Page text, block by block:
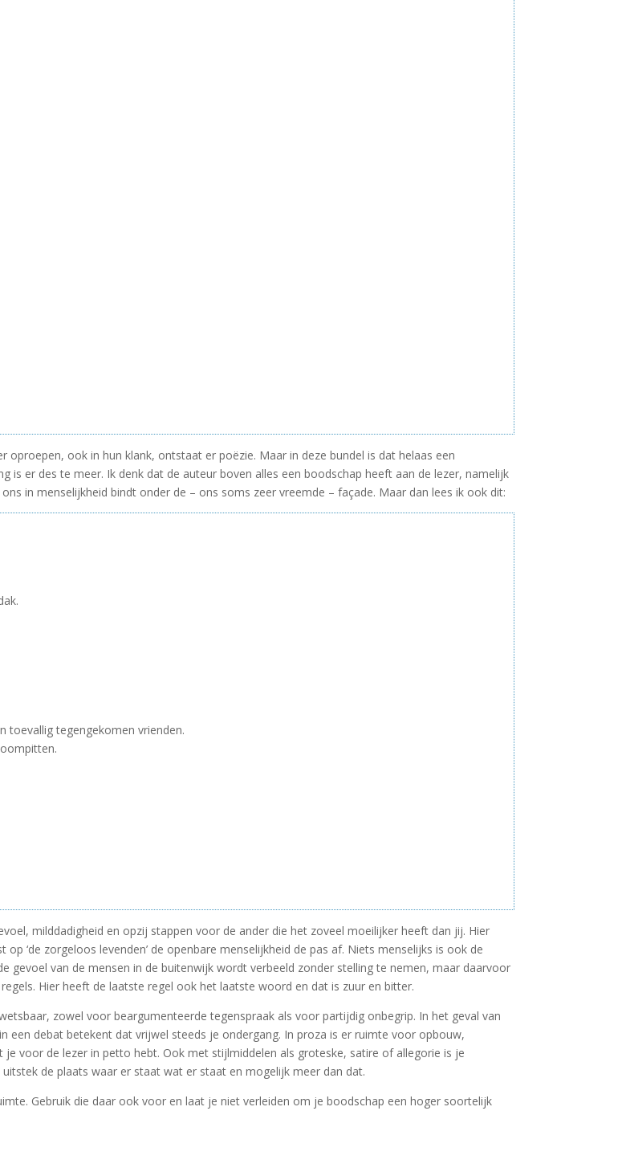
ook in hun klank, ontstaat er poëzie. Maar in deze bundel is dat helaas een
is er des te meer. Ik denk dat de auteur boven alles een boodschap heeft aan de lezer, namelijk
in menselijkheid bindt onder de – ons soms zeer vreemde – façade. Maar dan lees ik ook dit:
toevallig tegengekomen vrienden.
milddadigheid en opzij stappen voor de ander die het zoveel moeilijker heeft dan jij. Hier
‘de zorgeloos levenden’ de openbare menselijkheid de pas af. Niets menselijks is ook de
gevoel van de mensen in de buitenwijk wordt verbeeld zonder stelling te nemen, maar daarvoor
Hier heeft de laatste regel ook het laatste woord en dat is zuur en bitter.
zowel voor beargumenteerde tegenspraak als voor partijdig onbegrip. In het geval van
een debat betekent dat vrijwel steeds je ondergang. In proza is er ruimte voor opbouw,
voor de lezer in petto hebt. Ook met stijlmiddelen als groteske, satire of allegorie is je
de plaats waar er staat wat er staat en mogelijk meer dan dat.
Gebruik die daar ook voor en laat je niet verleiden om je boodschap een hoger soortelijk